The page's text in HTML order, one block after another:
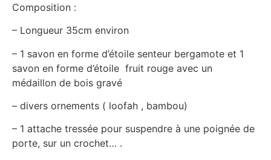
Composition :
– Longueur 35cm environ
– 1 savon en forme d’étoile senteur bergamote et 1
savon en forme d’étoile fruit rouge avec un
médaillon de bois gravé
– divers ornements ( loofah , bambou)
– 1 attache tressée pour suspendre à une poignée de
porte, sur un crochet… .